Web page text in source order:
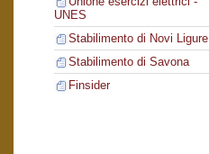
UNES
Stabilimento di Novi Ligure
Stabilimento di Savona
Finsider